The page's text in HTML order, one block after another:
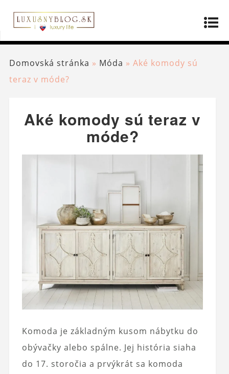
Domovská stránka » Móda » Aké komody sú
teraz v móde?
Aké komody sú teraz v
móde?
Komoda je základným kusom nábytku do
obývačky alebo spálne. Jej história siaha
do 17. storočia a prvýkrát sa komoda